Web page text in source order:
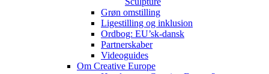
Grøn omstilling
Ligestilling og inklusion
Ordbog: EU’sk-dansk
Partnerskaber
Videoguides
Om Creative Europe